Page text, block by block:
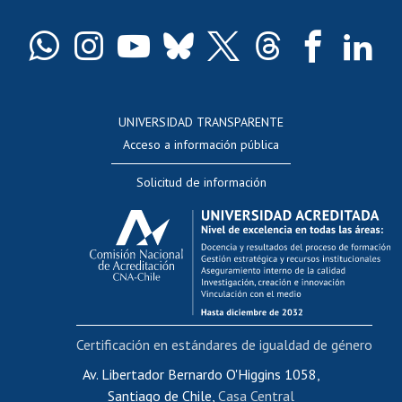
Docentes
Perfeccionamiento
Editar Portafolio Académico
Evaluación docente
Calificación académica
Postulación al AUCAI
Funcionarias/os
Cursos internos de capacitación
Bienestar del personal
Portal de movilidad interna
Certificado de renta
Certificado de renta honorarios
UNIVERSIDAD TRANSPARENTE
Acceso a información pública
Solicitud de información
Av. Libertador Bernardo O'Higgins 1058,
Santiago de Chile, Casa Central
Certificación en estándares de igualdad de género